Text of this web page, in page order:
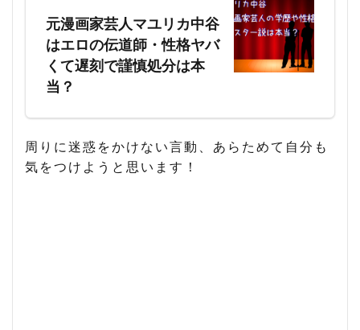
元漫画家芸人マユリカ中谷
はエロの伝道師・性格ヤバ
くて遅刻で謹慎処分は本
当？
周りに迷惑をかけない言動、あらためて自分も
気をつけようと思います！